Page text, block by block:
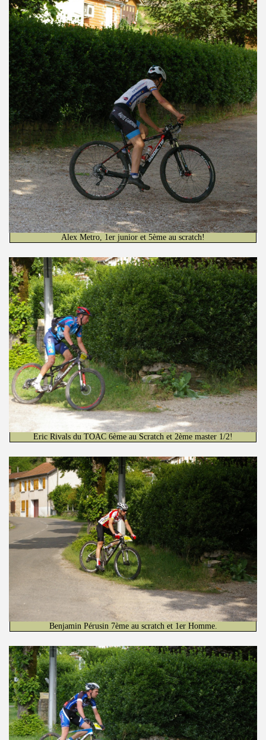
Alex Metro, 1er junior et 5ème au scratch!
Eric Rivals du TOAC 6ème au Scratch et 2ème master 1/2!
Benjamin Pérusin 7ème au scratch et 1er Homme.